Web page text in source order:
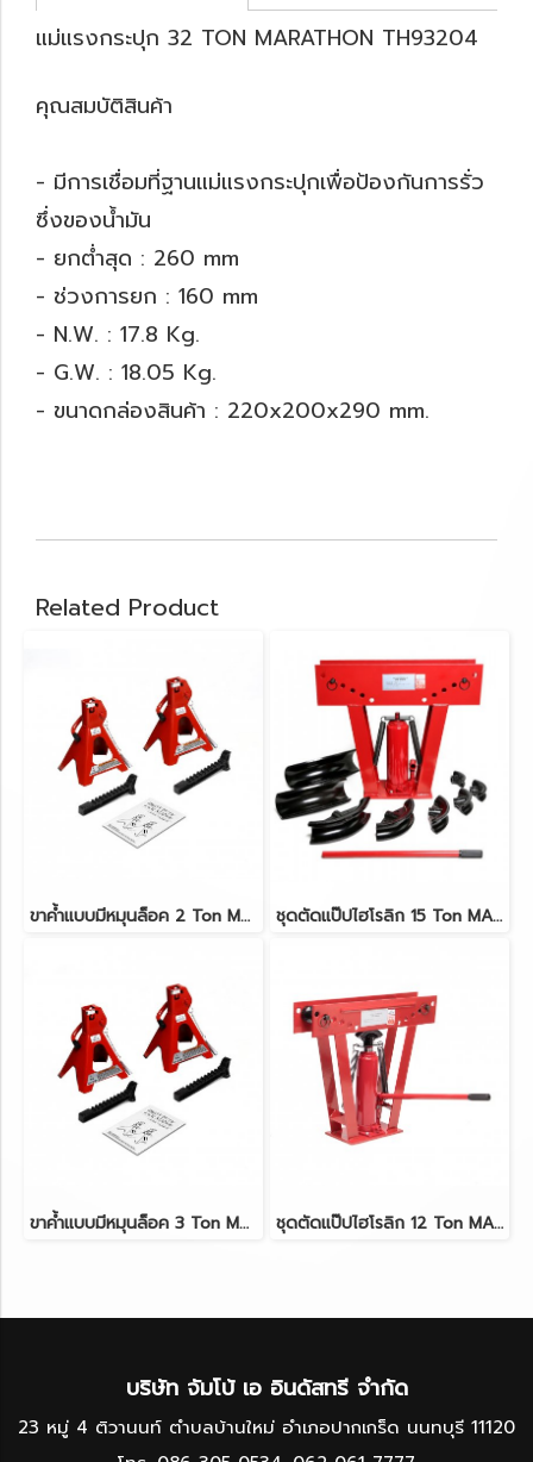
แม่แรงกระปุก 32 TON MARATHON TH93204
คุณสมบัติสินค้า
- มีการเชื่อมที่ฐานแม่แรงกระปุกเพื่อป้องกันการรั่ว
ซึ่งของน้ำมัน
- ยกต่ำสุด : 260 mm
- ช่วงการยก : 160 mm
- N.W. : 17.8 Kg.
- G.W. : 18.05 Kg.
- ขนาดกล่องสินค้า : 220x200x290 mm.
Related Product
ขาค้ำแบบมีหมุนล็อค 2 Ton MARATHON T42002C ชุดตัดแป๊ปไฮโรลิก 15 Ton MARATHON TA1502
ขาค้ำแบบมีหมุนล็อค 3 Ton MARATHON T43002C ชุดตัดแป๊ปไฮโรลิก 12 Ton MARATHON TA1202
บริษัท จัมโบ้ เอ อินดัสทรี จำกัด
23 หมู่ 4 ติวานนท์ ตำบลบ้านใหม่ อำเภอปากเกร็ด นนทบุรี 11120